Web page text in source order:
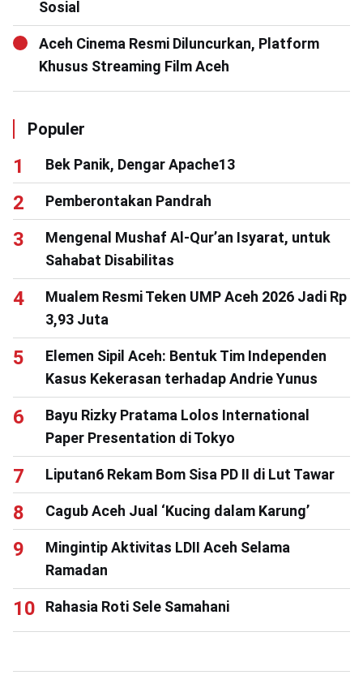
Sosial
Aceh Cinema Resmi Diluncurkan, Platform
Khusus Streaming Film Aceh
Populer
Bek Panik, Dengar Apache13
Pemberontakan Pandrah
Mengenal Mushaf Al-Qur’an Isyarat, untuk
Sahabat Disabilitas
Mualem Resmi Teken UMP Aceh 2026 Jadi Rp
3,93 Juta
Elemen Sipil Aceh: Bentuk Tim Independen
Kasus Kekerasan terhadap Andrie Yunus
Bayu Rizky Pratama Lolos International
Paper Presentation di Tokyo
Liputan6 Rekam Bom Sisa PD II di Lut Tawar
Cagub Aceh Jual ‘Kucing dalam Karung’
Mingintip Aktivitas LDII Aceh Selama
Ramadan
Rahasia Roti Sele Samahani